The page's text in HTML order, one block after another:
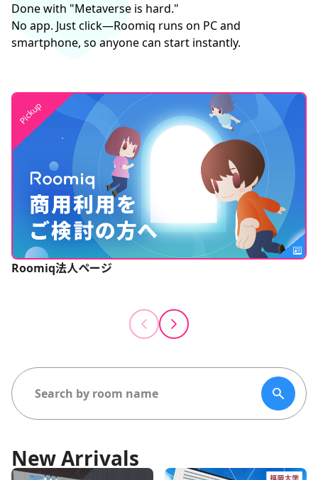
Done with "Metaverse is hard."
No app. Just click—Roomiq runs on PC and
smartphone, so anyone can start instantly.
Pickup
Roomiq法人ページ
New Arrivals